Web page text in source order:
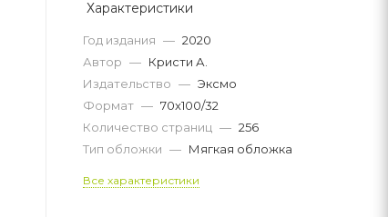
Характеристики
Год издания — 2020
Автор — Кристи А.
Издательство — Эксмо
Формат — 70x100/32
Количество страниц — 256
Тип обложки — Мягкая обложка
Все характеристики